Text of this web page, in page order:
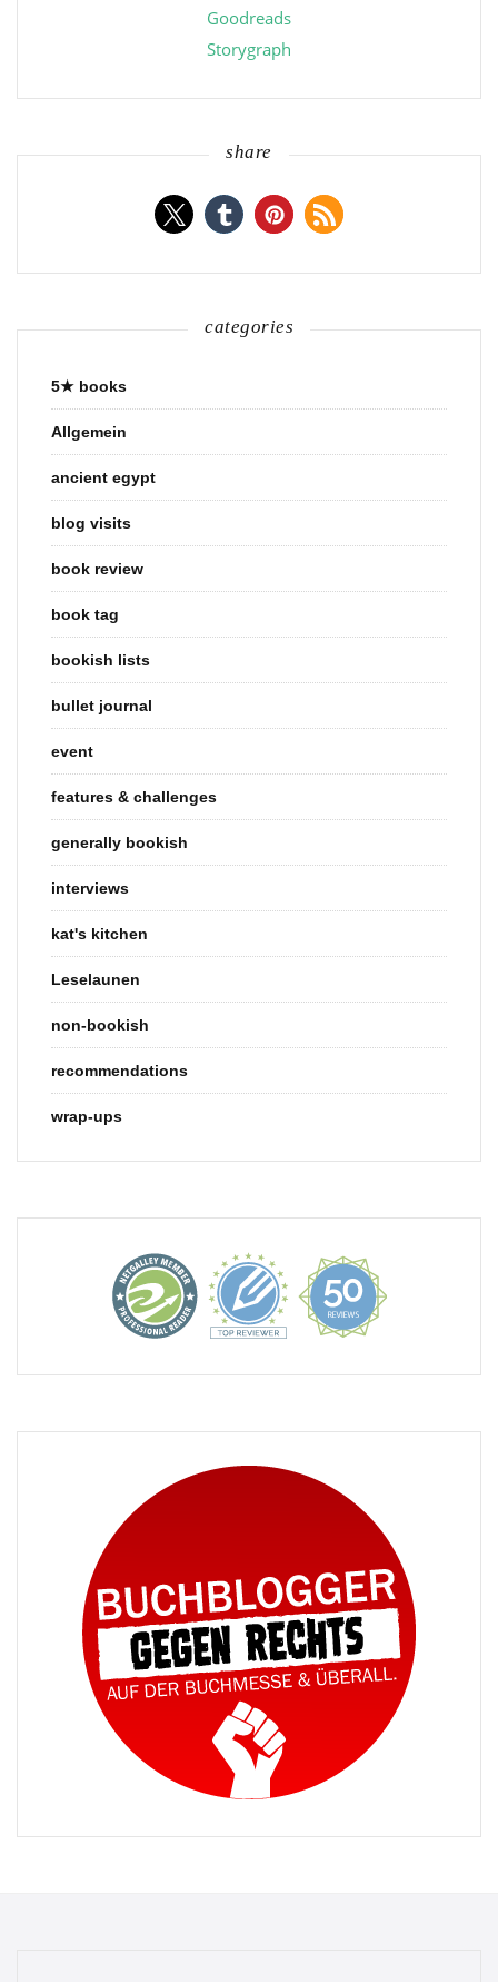
Goodreads
Storygraph
share
categories
5★ books
Allgemein
ancient egypt
blog visits
book review
book tag
bookish lists
bullet journal
event
features & challenges
generally bookish
interviews
kat's kitchen
Leselaunen
non-bookish
recommendations
wrap-ups